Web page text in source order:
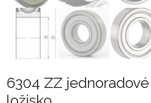
6304 ZZ